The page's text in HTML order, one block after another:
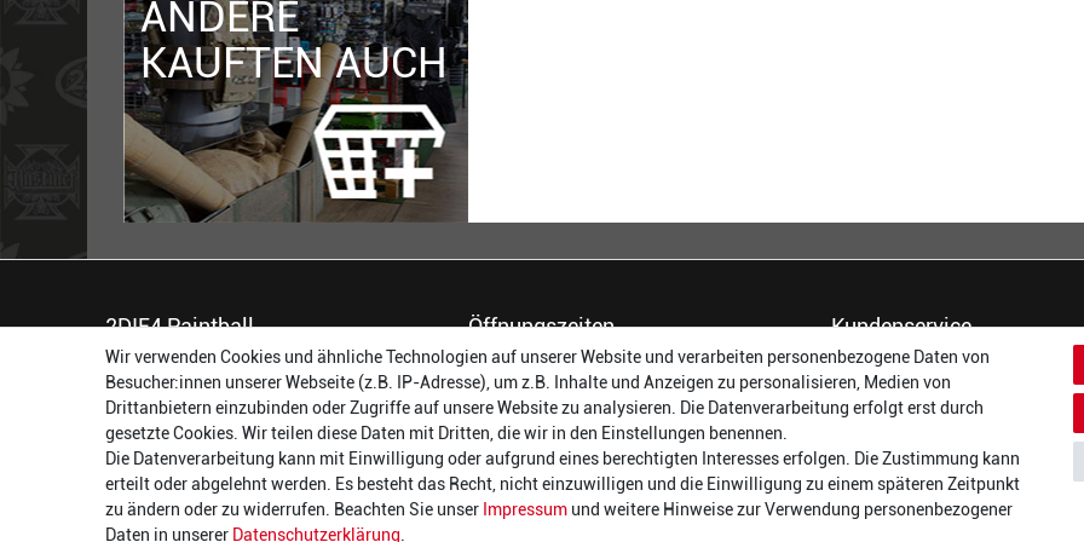
ANDERE
KAUFTEN AUCH
2DIE4 Paintball
56457 Westerburg
Reinhold-Ferger-Straße 26
order@2die4-sports.com
0 26 63/ 9 68 69 37
Öffnungszeiten
Montag:
14:00 - 17:00 Uhr
Dienstag:
14:00 - 17:00 Uhr
Mittwoch:
14:00 - 17:00 Uhr
Donnerstag:
14:00 - 17:00 Uhr
Freitag:
14:00 - 19:00 Uhr
Samstag:
10:00 - 17:00 Uhr
Kundenservice
Dein Konto
Häufigste Fragen (FAQ)
Größentabellen
Kundenmeinungen
Batterieverordnung
Versand und Zahlarten
Wir verwenden Cookies und ähnliche Technologien auf unserer Website und verarbeiten personenbezogene Daten von
Besucher:innen unserer Webseite (z.B. IP-Adresse), um z.B. Inhalte und Anzeigen zu personalisieren, Medien von
Drittanbietern einzubinden oder Zugriffe auf unsere Website zu analysieren. Die Datenverarbeitung erfolgt erst durch
gesetzte Cookies. Wir teilen diese Daten mit Dritten, die wir in den Einstellungen benennen.
Die Datenverarbeitung kann mit Einwilligung oder aufgrund eines berechtigten Interesses erfolgen. Die Zustimmung kann
erteilt oder abgelehnt werden. Es besteht das Recht, nicht einzuwilligen und die Einwilligung zu einem späteren Zeitpunkt
zu ändern oder zu widerrufen. Beachten Sie unser Impressum und weitere Hinweise zur Verwendung personenbezogener
Daten in unserer Daten­schutz­erklärung